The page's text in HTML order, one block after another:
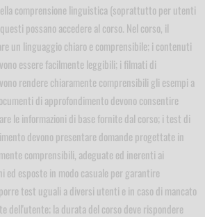
comprensione linguistica (soprattutto per utenti
possano accedere al corso. Nel corso, il
un linguaggio chiaro e comprensibile; i contenuti
essere facilmente leggibili; i filmati di
rendere chiaramente comprensibili gli esempi a
di approfondimento devono consentire
le informazioni di base fornite dal corso; i test di
devono presentare domande progettate in
comprensibili, adeguate ed inerenti ai
ed esposte in modo casuale per garantire
test uguali a diversi utenti e in caso di mancato
dell'utente; la durata del corso deve rispondere